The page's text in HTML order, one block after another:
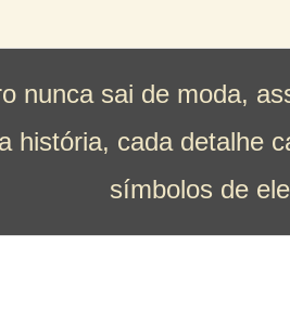
nunca sai de moda,
história, cada detalhe
símbolos de